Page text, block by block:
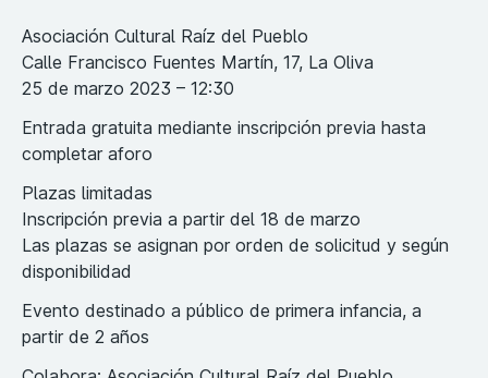
Asociación Cultural Raíz del Pueblo
Calle Francisco Fuentes Martín, 17, La Oliva
25 de marzo 2023 – 12:30
Entrada gratuita mediante inscripción previa hasta
completar aforo
Plazas limitadas
Inscripción previa a partir del 18 de marzo
Las plazas se asignan por orden de solicitud y según
disponibilidad
Evento destinado a público de primera infancia, a
partir de 2 años